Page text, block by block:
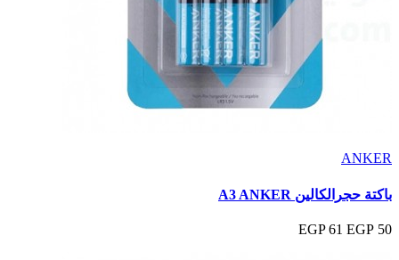
ANKER
باكتة حجرالكالين A3 ANKER
50 EGP
61 EGP